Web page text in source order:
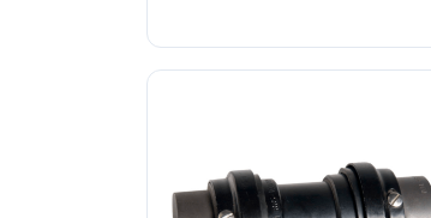
Accouplement Élastique Type LJ